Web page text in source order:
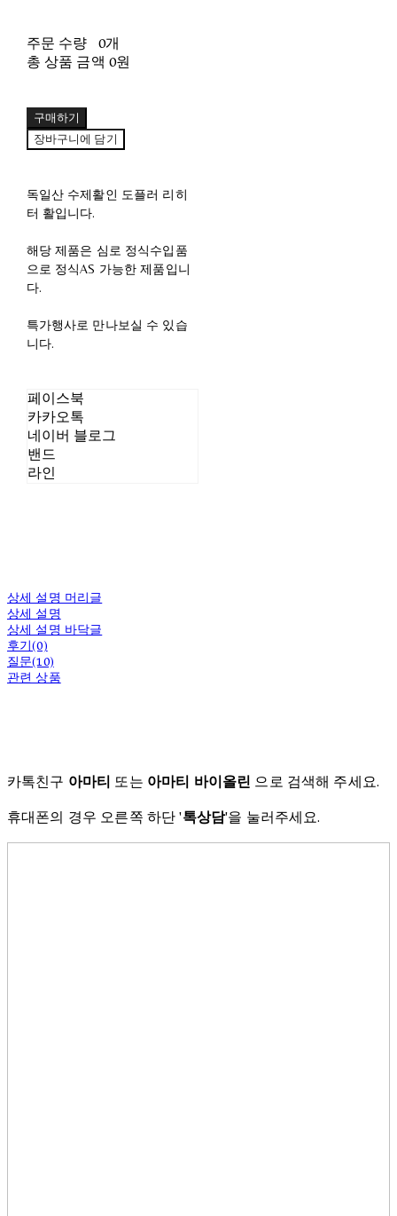
주문 수량
0개
총 상품 금액 0원
구매하기
장바구니에 담기
독일산 수제활인 도플러 리히
터 활입니다.
해당 제품은 심로 정식수입품
으로 정식AS 가능한 제품입니
다.
특가행사로 만나보실 수 있습
니다.
페이스북
카카오톡
네이버 블로그
밴드
라인
상세 설명 머리글
상세 설명
상세 설명 바닥글
후기(0)
질문(10)
관련 상품
카톡친구 아마티 또는 아마티 바이올린 으로 검색해 주세요.
휴대폰의 경우 오른쪽 하단 '톡상담'을 눌러주세요.